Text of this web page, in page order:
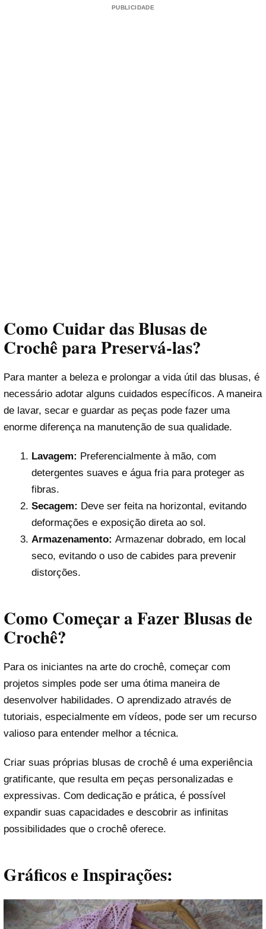
PUBLICIDADE
Como Cuidar das Blusas de
Crochê para Preservá-las?
Para manter a beleza e prolongar a vida útil das blusas, é
necessário adotar alguns cuidados específicos. A maneira
de lavar, secar e guardar as peças pode fazer uma
enorme diferença na manutenção de sua qualidade.
Lavagem: Preferencialmente à mão, com
detergentes suaves e água fria para proteger as
fibras.
Secagem: Deve ser feita na horizontal, evitando
deformações e exposição direta ao sol.
Armazenamento: Armazenar dobrado, em local
seco, evitando o uso de cabides para prevenir
distorções.
Como Começar a Fazer Blusas de
Crochê?
Para os iniciantes na arte do crochê, começar com
projetos simples pode ser uma ótima maneira de
desenvolver habilidades. O aprendizado através de
tutoriais, especialmente em vídeos, pode ser um recurso
valioso para entender melhor a técnica.
Criar suas próprias blusas de crochê é uma experiência
gratificante, que resulta em peças personalizadas e
expressivas. Com dedicação e prática, é possível
expandir suas capacidades e descobrir as infinitas
possibilidades que o crochê oferece.
Gráficos e Inspirações: